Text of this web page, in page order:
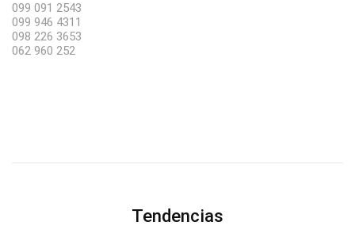
099 091 2543
099 946 4311
098 226 3653
062 960 252
Tendencias